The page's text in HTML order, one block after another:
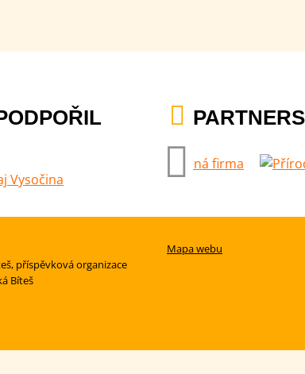
příspěvková organizace
Bíteš
Mapa webu